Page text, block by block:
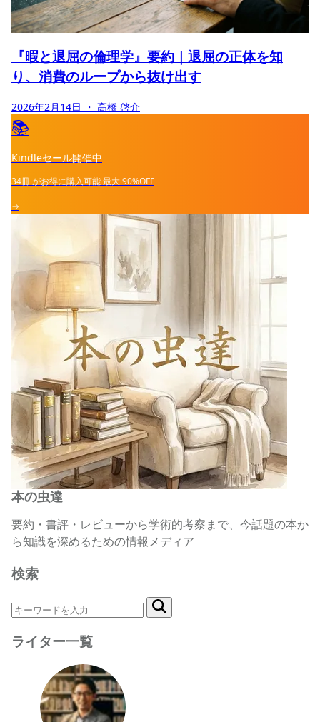
『暇と退屈の倫理学』要約｜退屈の正体を知
り、消費のループから抜け出す
2026年2月14日 ・ 高橋 啓介
📚
Kindleセール開催中
34冊がお得に購入可能最大90%OFF
→
本の虫達
要約・書評・レビューから学術的考察まで、今話題の本か
ら知識を深めるための情報メディア
検索
ライター一覧